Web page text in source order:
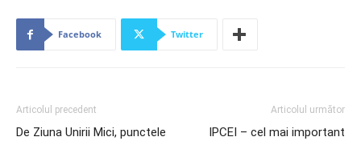
Facebook Twitter
Articolul precedent
De Ziuna Unirii Mici, punctele
Articolul următor
IPCEI – cel mai important